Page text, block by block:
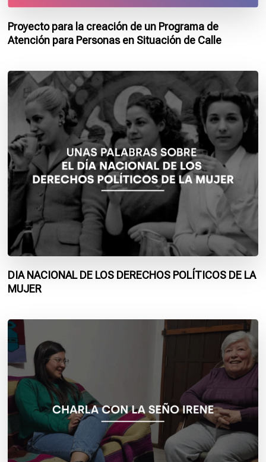
Proyecto para la creación de un Programa de
Atención para Personas en Situación de Calle
DIA NACIONAL DE LOS DERECHOS POLÍTICOS DE LA
MUJER